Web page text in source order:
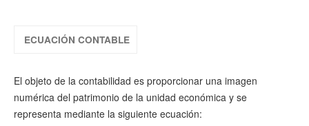
ECUACIÓN CONTABLE
El objeto de la contabilidad es proporcionar una imagen
numérica del patrimonio de la unidad económica y se
representa mediante la siguiente ecuación: